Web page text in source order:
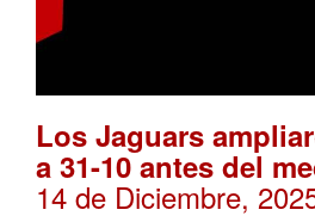
Los Jaguars
a 31-10 antes del
14 de Diciembre,